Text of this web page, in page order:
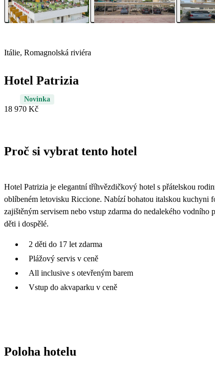
Itálie, Romagnolská riviéra
Hotel Patrizia
Novinka
18 970 Kč
Proč si vybrat tento hotel
Hotel Patrizia je elegantní tříhvězdičkový hotel s přátelskou
oblíbeném letovisku Riccione. Nabízí bohatou italskou kuchyni
zajištěným servisem nebo vstup zdarma do nedalekého
děti i dospělé.
2 děti do 17 let zdarma
Plážový servis v ceně
All inclusive s otevřeným barem
Vstup do akvaparku v ceně
Poloha hotelu